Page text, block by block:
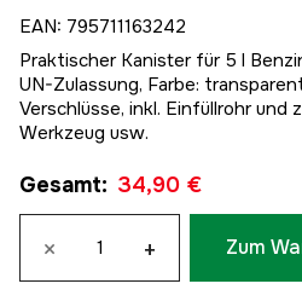
EAN: 795711163242
Praktischer Kanister für 5 l
UN-Zulassung, Farbe:
Verschlüsse, inkl. Einfüllrohr und
Werkzeug usw.
Gesamt: 34,90 €
× + Zum